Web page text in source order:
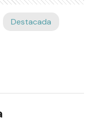
Destacada